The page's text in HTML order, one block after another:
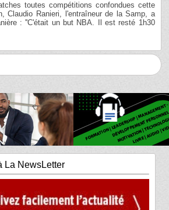
toutes compétitions confondues cette
Claudio Ranieri, l'entraîneur de la Samp, a
: ''C'était un but NBA. Il est resté 1h30
La NewsLetter